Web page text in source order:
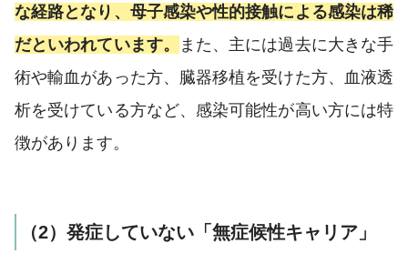
な経路となり、母子感染や性的接触による感染は稀
だといわれています。
また、主には過去に大きな手
術や輸血があった方、臓器移植を受けた方、血液透
析を受けている方など、感染可能性が高い方には特
徴があります。
（2）発症していない「無症候性キャリア」